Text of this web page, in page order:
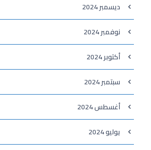
ديسمبر 2024
نوفمبر 2024
أكتوبر 2024
سبتمبر 2024
أغسطس 2024
يوليو 2024